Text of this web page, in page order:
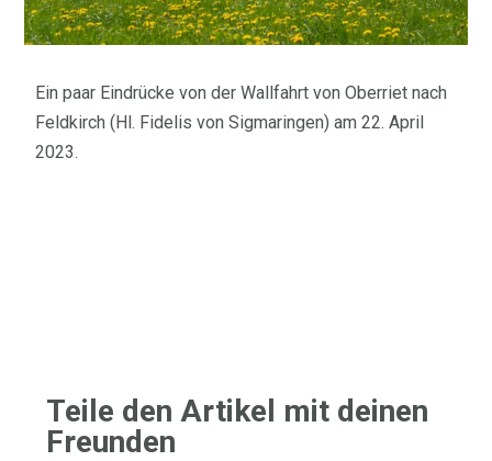
Ein paar Eindrücke von der Wallfahrt von Oberriet nach
Feldkirch (Hl. Fidelis von Sigmaringen) am 22. April
2023.
Teile den Artikel mit deinen
Freunden